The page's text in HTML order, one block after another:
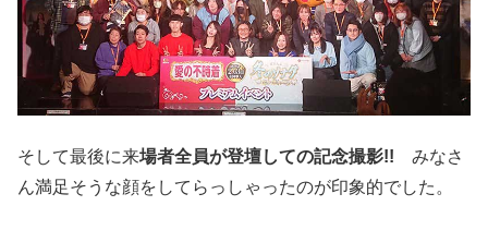
そして最後に来場者全員が登壇しての記念撮影!! みなさ
ん満足そうな顔をしてらっしゃったのが印象的でした。